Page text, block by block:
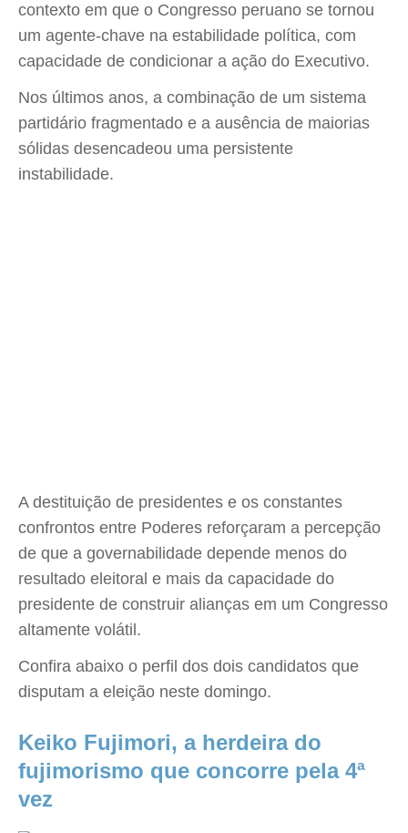
contexto em que o Congresso peruano se tornou
um agente-chave na estabilidade política, com
capacidade de condicionar a ação do Executivo.
Nos últimos anos, a combinação de um sistema
partidário fragmentado e a ausência de maiorias
sólidas desencadeou uma persistente
instabilidade.
A destituição de presidentes e os constantes
confrontos entre Poderes reforçaram a percepção
de que a governabilidade depende menos do
resultado eleitoral e mais da capacidade do
presidente de construir alianças em um Congresso
altamente volátil.
Confira abaixo o perfil dos dois candidatos que
disputam a eleição neste domingo.
Keiko Fujimori, a herdeira do
fujimorismo que concorre pela 4ª
vez